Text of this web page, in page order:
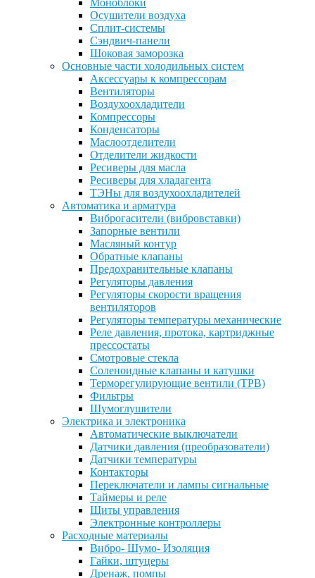
Моноблоки
Осушители воздуха
Сплит-системы
Сэндвич-панели
Шоковая заморозка
Основные части холодильных систем
Аксессуары к компрессорам
Вентиляторы
Воздухоохладители
Компрессоры
Конденсаторы
Маслоотделители
Отделители жидкости
Ресиверы для масла
Ресиверы для хладагента
ТЭНы для воздухоохладителей
Автоматика и арматура
Виброгасители (вибровставки)
Запорные вентили
Масляный контур
Обратные клапаны
Предохранительные клапаны
Регуляторы давления
Регуляторы скорости вращения
вентиляторов
Регуляторы температуры механические
Реле давления, протока, картриджные
прессостаты
Смотровые стекла
Соленоидные клапаны и катушки
Терморегулирующие вентили (ТРВ)
Фильтры
Шумоглушители
Электрика и электроника
Автоматические выключатели
Датчики давления (преобразователи)
Датчики температуры
Контакторы
Переключатели и лампы сигнальные
Таймеры и реле
Щиты управления
Электронные контроллеры
Расходные материалы
Вибро- Шумо- Изоляция
Гайки, штуцеры
Дренаж, помпы